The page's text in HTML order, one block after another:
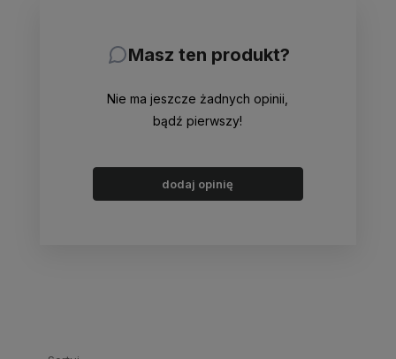
Masz ten produkt?
Nie ma jeszcze żadnych opinii,
bądź pierwszy!
dodaj opinię